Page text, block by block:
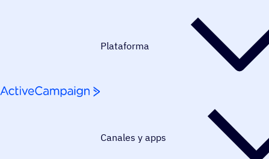
Plataforma
Canales y apps